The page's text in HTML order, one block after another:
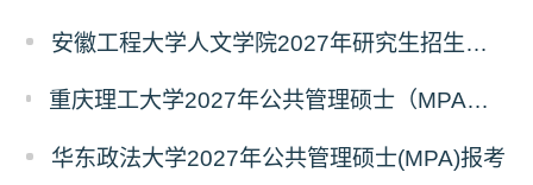
安徽工程大学人文学院2027年研究生招生简章
重庆理工大学2027年公共管理硕士（MPA）专业学位研究生（双证）报考
华东政法大学2027年公共管理硕士(MPA)报考